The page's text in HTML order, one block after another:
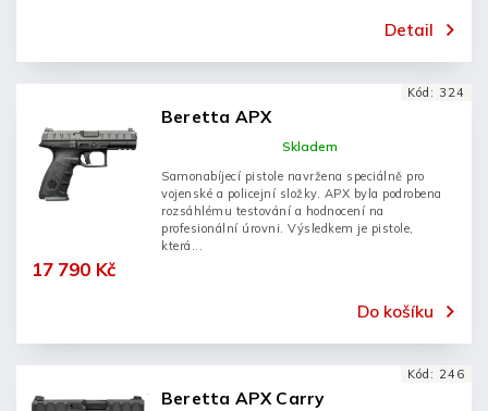
Detail
Beretta APX
Skladem
17 790 Kč
Do košíku
Samonabíjecí pistole navržena speciálně pro
vojenské a policejní složky. APX byla podrobena
rozsáhlému testování a hodnocení na
profesionální úrovni. Výsledkem je pistole,
která...
Kód: 324
Beretta APX Carry
Kód: 246